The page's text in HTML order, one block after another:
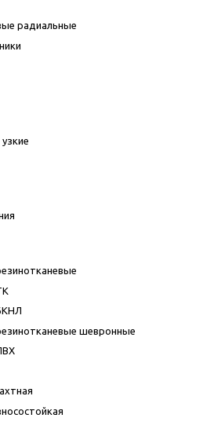
радиальные
шевронные